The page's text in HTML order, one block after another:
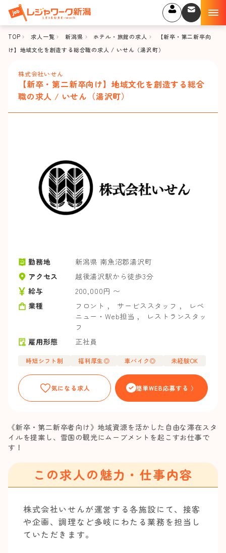
TOP 求人一覧 新潟県 ホテル・旅館の求人
【新卒・第二新卒向
け】地域文化を創造する総合職の求人 / いせん（湯沢町）
株式会社いせん
【新卒・第二新卒向け】地域文化を創造する総合
職の求人 / いせん（湯沢町）
勤務地
新潟県 南魚沼郡湯沢町
アクセス
越後湯沢駅から徒歩3分
給与
200,000円 〜
業種
フロント ， サービススタッフ ，
レベ
ニュー・Web担当 ，
レストランスタッ
フ
雇用形態
正社員
時短シフト制 福利厚生◎ 車バイク◎ 未経験OK
気になる求人 簡単WEB応募する 〉
《新卒・第二新卒者向け》地域資源を活かした自由な滞在スタ
イルを提案し、雪国の観光にムーブメントを起こすお仕事で
す！
この求人の魅力・仕事内容
株式会社いせんが運営する各施設にて、接客
や企画、調理など多岐にわたる業務を担当し
ていただきます。